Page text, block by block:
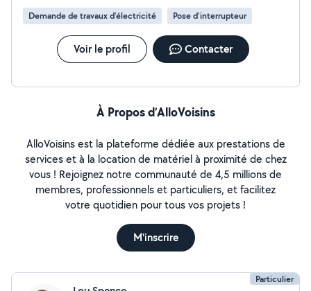
Demande de travaux d’électricité Pose d'interrupteur
Voir le profil Contacter
À Propos d’AlloVoisins
AlloVoisins est la plateforme dédiée aux prestations de
services et à la location de matériel à proximité de chez
vous ! Rejoignez notre communauté de 4,5 millions de
membres, professionnels et particuliers, et facilitez
votre quotidien pour tous vos projets !
M'inscrire
Particulier